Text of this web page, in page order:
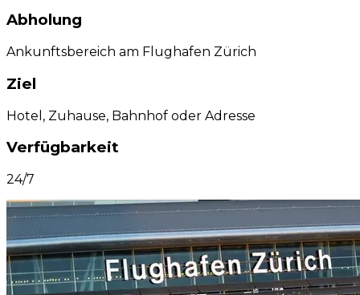
Abholung
Ankunftsbereich am Flughafen Zürich
Ziel
Hotel, Zuhause, Bahnhof oder Adresse
Verfügbarkeit
24/7